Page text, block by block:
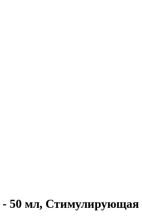
50 мл, Стимулирующая